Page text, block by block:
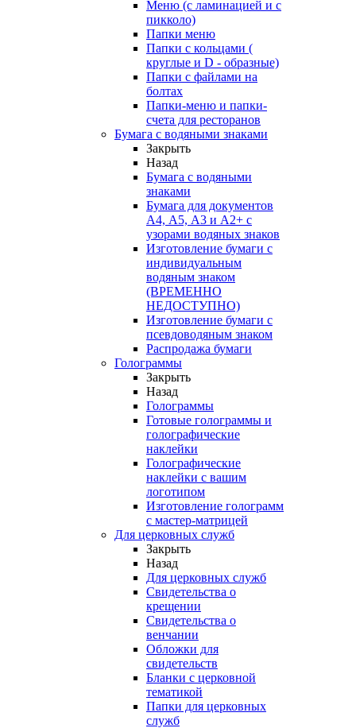
Меню (с ламинацией и с
пикколо)
Папки меню
Папки с кольцами (
круглые и D - образные)
Папки с файлами на
болтах
Папки-меню и папки-
счета для ресторанов
Бумага с водяными знаками
Закрыть
Назад
Бумага с водяными
знаками
Бумага для документов
А4, А5, А3 и А2+ с
узорами водяных знаков
Изготовление бумаги с
индивидуальным
водяным знаком
(ВРЕМЕННО
НЕДОСТУПНО)
Изготовление бумаги с
псевдоводяным знаком
Распродажа бумаги
Голограммы
Закрыть
Назад
Голограммы
Готовые голограммы и
голографические
наклейки
Голографические
наклейки с вашим
логотипом
Изготовление голограмм
с мастер-матрицей
Для церковных служб
Закрыть
Назад
Для церковных служб
Свидетельства о
крещении
Свидетельства о
венчании
Обложки для
свидетельств
Бланки с церковной
тематикой
Папки для церковных
служб